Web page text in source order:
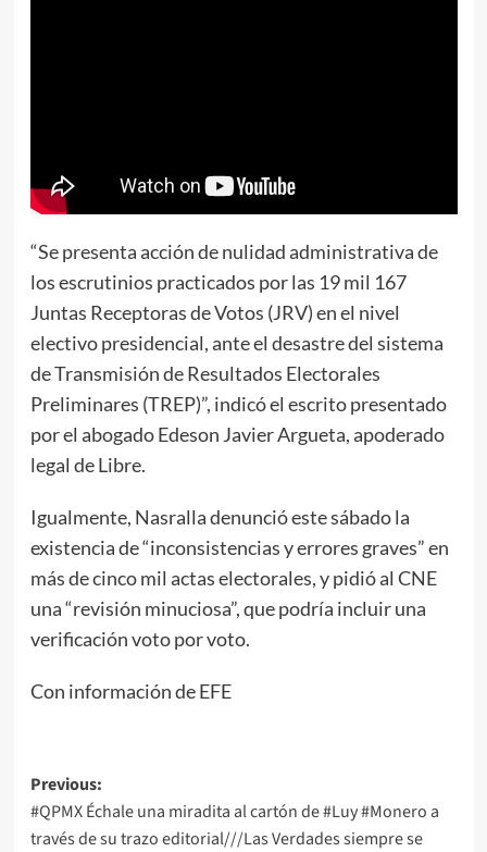
“Se presenta acción de nulidad administrativa de
los escrutinios practicados por las 19 mil 167
Juntas Receptoras de Votos (JRV) en el nivel
electivo presidencial, ante el desastre del sistema
de Transmisión de Resultados Electorales
Preliminares (TREP)”, indicó el escrito presentado
por el abogado Edeson Javier Argueta, apoderado
legal de Libre.
Igualmente, Nasralla denunció este sábado la
existencia de “inconsistencias y errores graves” en
más de cinco mil actas electorales, y pidió al CNE
una “revisión minuciosa”, que podría incluir una
verificación voto por voto.
Con información de EFE
Post
navigation
Previous:
#QPMX Échale una miradita al cartón de #Luy #Monero a
través de su trazo editorial///Las Verdades siempre se